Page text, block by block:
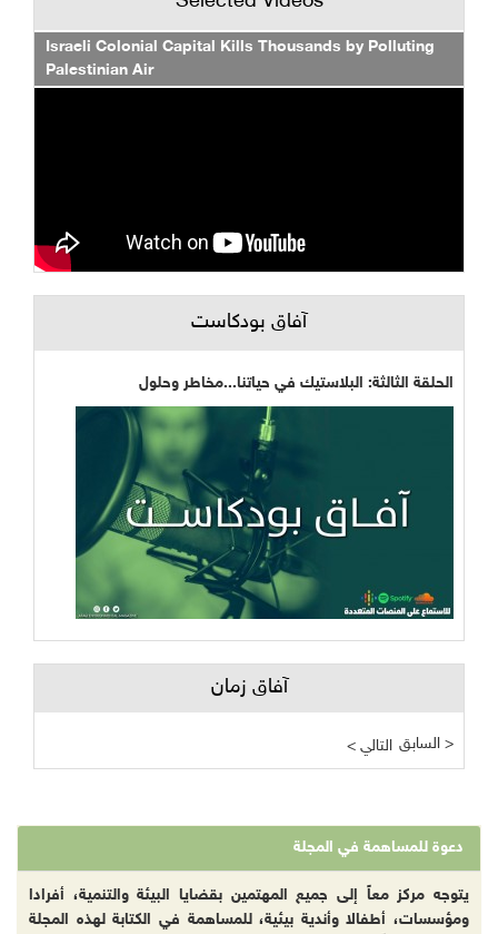
Israeli Colonial Capital Kills Thousands by Polluting
Palestinian Air
آفاق بودكاست
الحلقة الثالثة: البلاستيك في حياتنا...مخاطر وحلول
آفاق زمان
< التالي السابق >
دعوة للمساهمة في المجلة
يتوجه مركز معاً إلى جميع المهتمين بقضايا البيئة والتنمية، أفرادا
ومؤسسات، أطفالا وأندية بيئية، للمساهمة في الكتابة لهذه المجلة